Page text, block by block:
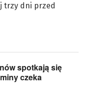
trzy dni przed
spotkają się
czeka